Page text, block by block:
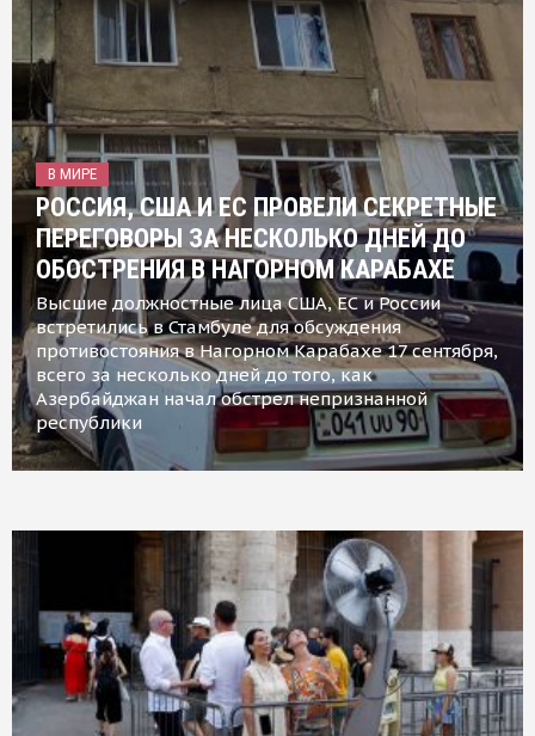
В МИРЕ
РОССИЯ, США И ЕС ПРОВЕЛИ СЕКРЕТНЫЕ
ПЕРЕГОВОРЫ ЗА НЕСКОЛЬКО ДНЕЙ ДО
ОБОСТРЕНИЯ В НАГОРНОМ КАРАБАХЕ
Высшие должностные лица США, ЕС и России
встретились в Стамбуле для обсуждения
противостояния в Нагорном Карабахе 17 сентября,
всего за несколько дней до того, как
Азербайджан начал обстрел непризнанной
республики